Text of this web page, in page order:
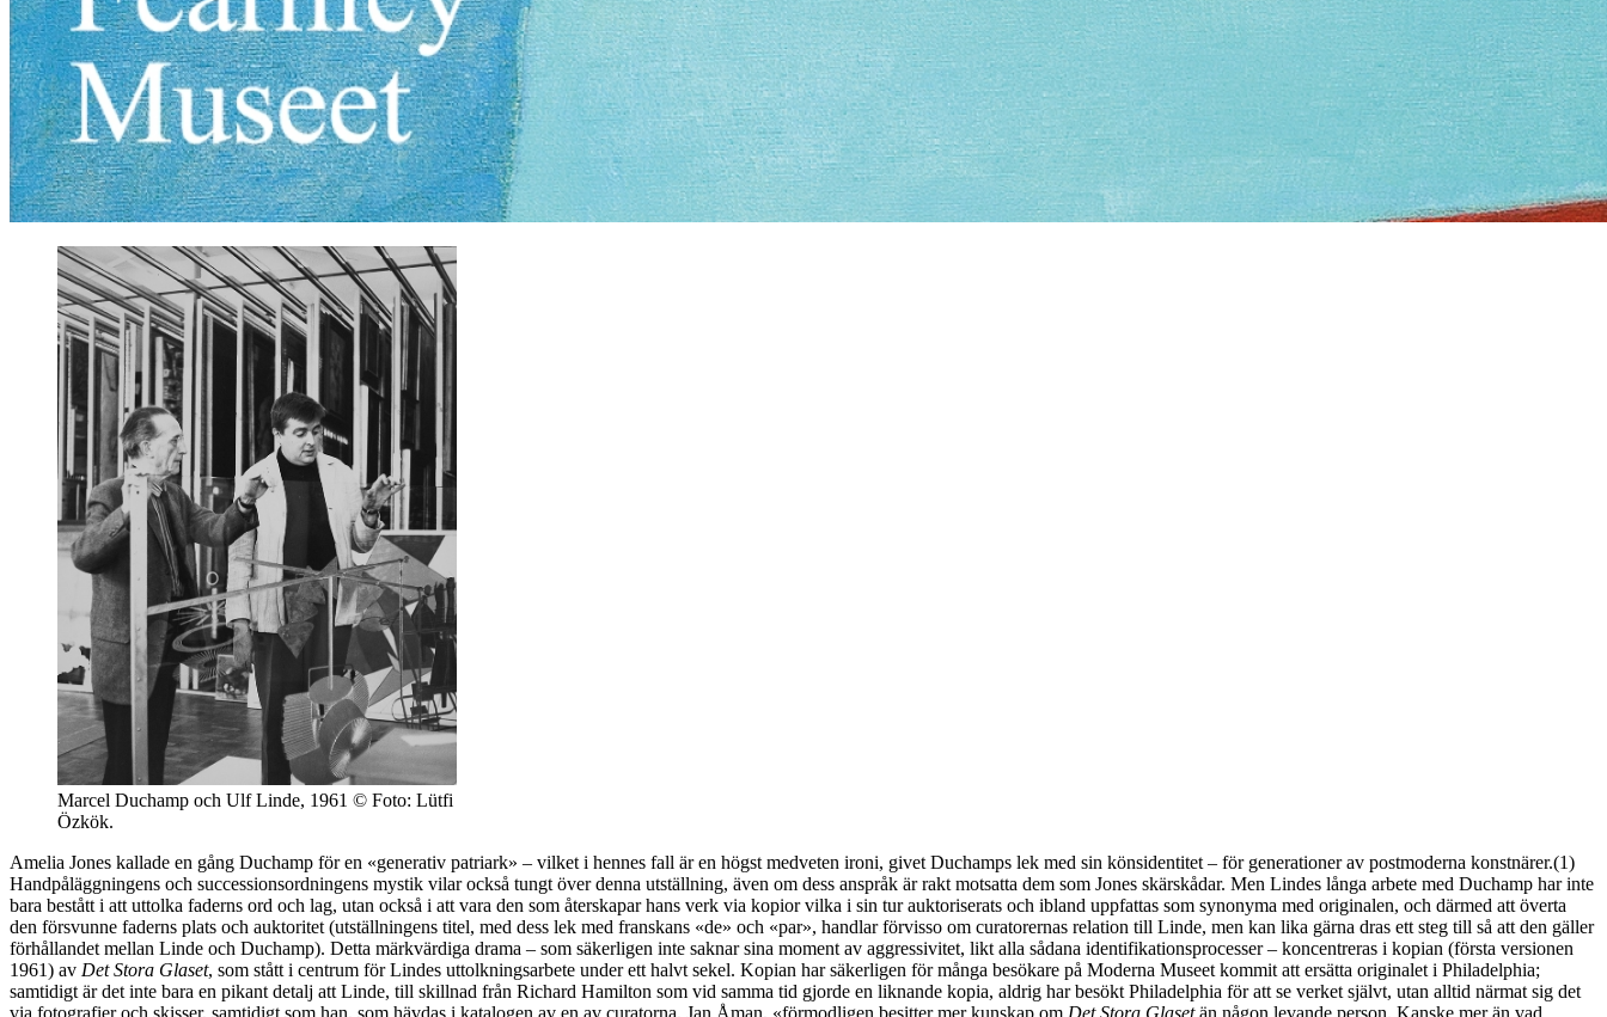
Marcel Duchamp och Ulf Linde, 1961 © Foto: Lütfi
Özkök.
Amelia Jones kallade en gång Duchamp för en «generativ patriark» – vilket i hennes fall är en högst medveten ironi, givet Duchamps lek med sin könsidentitet – för generationer av postmoderna konstnärer.(1)
Handpåläggningens och successionsordningens mystik vilar också tungt över denna utställning, även om dess anspråk är rakt motsatta dem som Jones skärskådar. Men Lindes långa arbete med Duchamp har inte
bara bestått i att uttolka faderns ord och lag, utan också i att vara den som återskapar hans verk via kopior vilka i sin tur auktoriserats och ibland uppfattas som synonyma med originalen, och därmed att överta
den försvunne faderns plats och auktoritet (utställningens titel, med dess lek med franskans «de» och «par», handlar förvisso om curatorernas relation till Linde, men kan lika gärna dras ett steg till så att den gäller
förhållandet mellan Linde och Duchamp). Detta märkvärdiga drama – som säkerligen inte saknar sina moment av aggressivitet, likt alla sådana identifikationsprocesser – koncentreras i kopian (första versionen
1961) av Det Stora Glaset, som stått i centrum för Lindes uttolkningsarbete under ett halvt sekel. Kopian har säkerligen för många besökare på Moderna Museet kommit att ersätta originalet i Philadelphia;
samtidigt är det inte bara en pikant detalj att Linde, till skillnad från Richard Hamilton som vid samma tid gjorde en liknande kopia, aldrig har besökt Philadelphia för att se verket självt, utan alltid närmat sig det
via fotografier och skisser, samtidigt som han, som hävdas i katalogen av en av curatorna, Jan Åman, «förmodligen besitter mer kunskap om Det Stora Glasetän någon levande person. Kanske mer än vad